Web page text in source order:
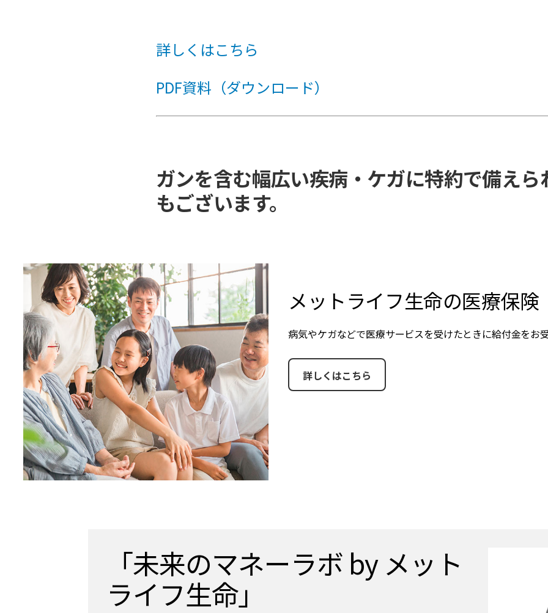
詳しくはこちら
PDF資料（ダウンロード）
ガンを含む幅広い疾病・ケガに特約で備え
もございます。
メットライフ生命の医療保険
病気やケガなどで医療サービスを受けたときに給付金をお
詳しくはこちら
「未来のマネーラボ by メット
ライフ生命」